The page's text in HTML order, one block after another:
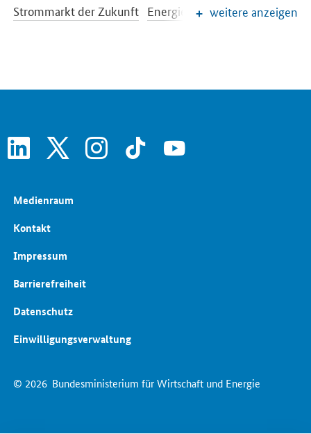
Strommarkt der Zukunft Energiespeicher
Energiepreise und Transparenz für Verbraucher
weitere anzeigen
linkedin instagram tiktok youtube
© 2026 Bundesministerium für Wirtschaft und Energie
Medienraum
Kontakt
Impressum
Barrierefreiheit
Datenschutz
Einwilligungsverwaltung